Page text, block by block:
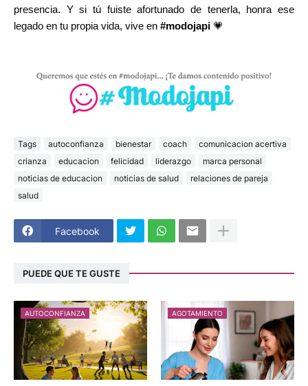
presencia. Y si tú fuiste afortunado de tenerla, honra ese
legado en tu propia vida, vive en #modojapi 💗
Tags autoconfianza bienestar coach
comunicacion acertiva
crianza
educacion felicidad liderazgo
marca personal
noticias de educacion
noticias de salud
relaciones de pareja
salud
Facebook
PUEDE QUE TE GUSTE
AUTOCONFIANZA AGOTAMIENTO